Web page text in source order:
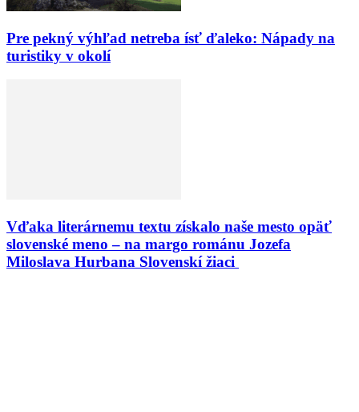
Pre pekný výhľad netreba ísť ďaleko: Nápady na
turistiky v okolí
Vďaka literárnemu textu získalo naše mesto opäť
slovenské meno – na margo románu Jozefa
Miloslava Hurbana Slovenskí žiaci